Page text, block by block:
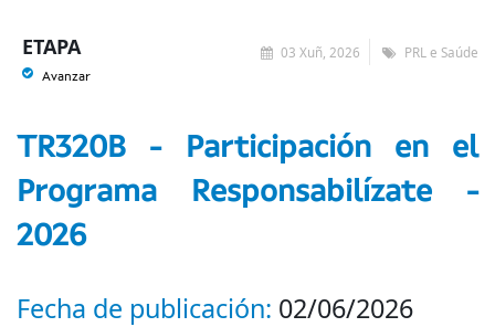
03 Xuñ, 2026 PRL e Saúde
ETAPA
Avanzar
TR320B - Participación en el
Programa Responsabilízate -
2026
Fecha de publicación: 02/06/2026